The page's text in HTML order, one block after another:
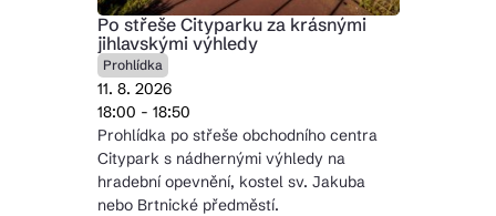
Po střeše Cityparku za krásnými
jihlavskými výhledy
Prohlídka
11. 8. 2026
18:00 - 18:50
Prohlídka po střeše obchodního centra
Citypark s nádhernými výhledy na
hradební opevnění, kostel sv. Jakuba
nebo Brtnické předměstí.